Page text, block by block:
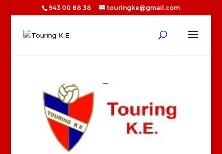
943 00 88 38 touringke@gmail.com